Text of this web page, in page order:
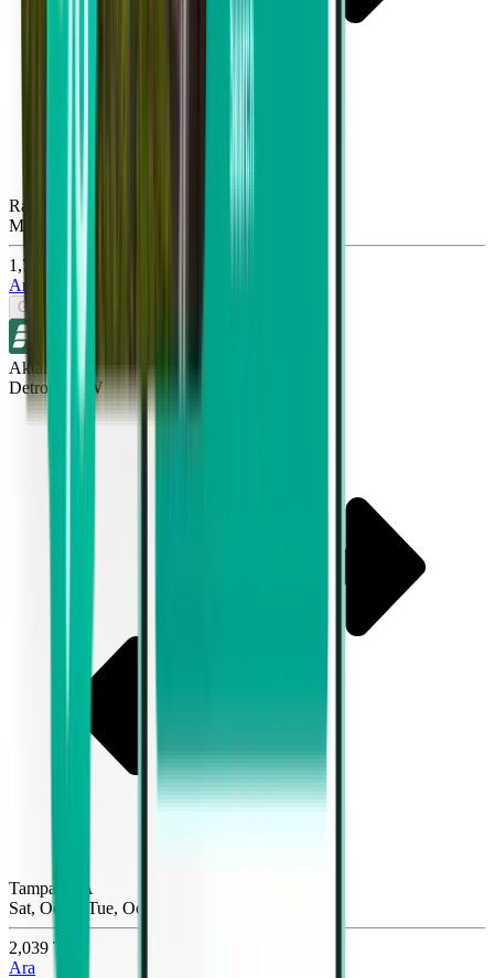
Raleigh RDU
Mon, Sep 28
1,708 TL
Ara
Gidiş-Dönüş
Aktarmasız
Detroit DTW
Tampa TPA
Sat, Oct 3–Tue, Oct 6
2,039 TL
Ara